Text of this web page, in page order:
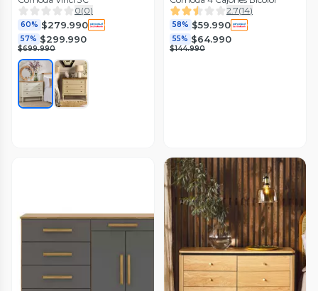
0(0)
60% $279.990
57% $299.990
$699.990
2.7(14)
58% $59.990
55% $64.990
$144.990